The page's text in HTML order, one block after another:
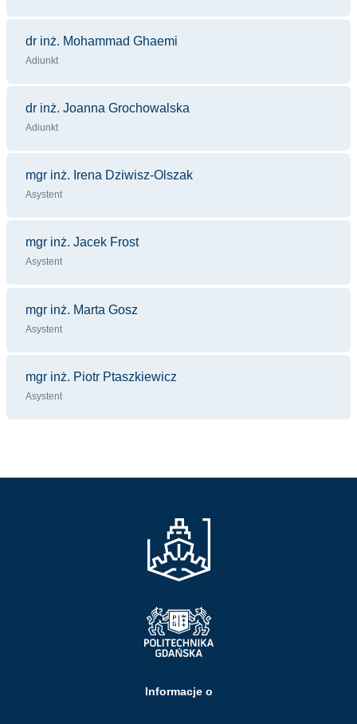
dr inż. Mohammad Ghaemi
Adiunkt
dr inż. Joanna Grochowalska
Adiunkt
mgr inż. Irena Dziwisz-Olszak
Asystent
mgr inż. Jacek Frost
Asystent
mgr inż. Marta Gosz
Asystent
mgr inż. Piotr Ptaszkiewicz
Asystent
Informacje o